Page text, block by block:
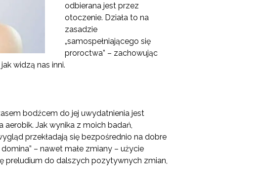
odbierana jest przez
otoczenie. Działa to na
zasadzie
„samospełniającego się
proroctwa” – zachowując
widzą nas inni.
bodźcem do jej uwydatnienia jest
aerobik. Jak wynika z moich badań,
przekładają się bezpośrednio na dobre
– nawet małe zmiany – użycie
preludium do dalszych pozytywnych zmian,